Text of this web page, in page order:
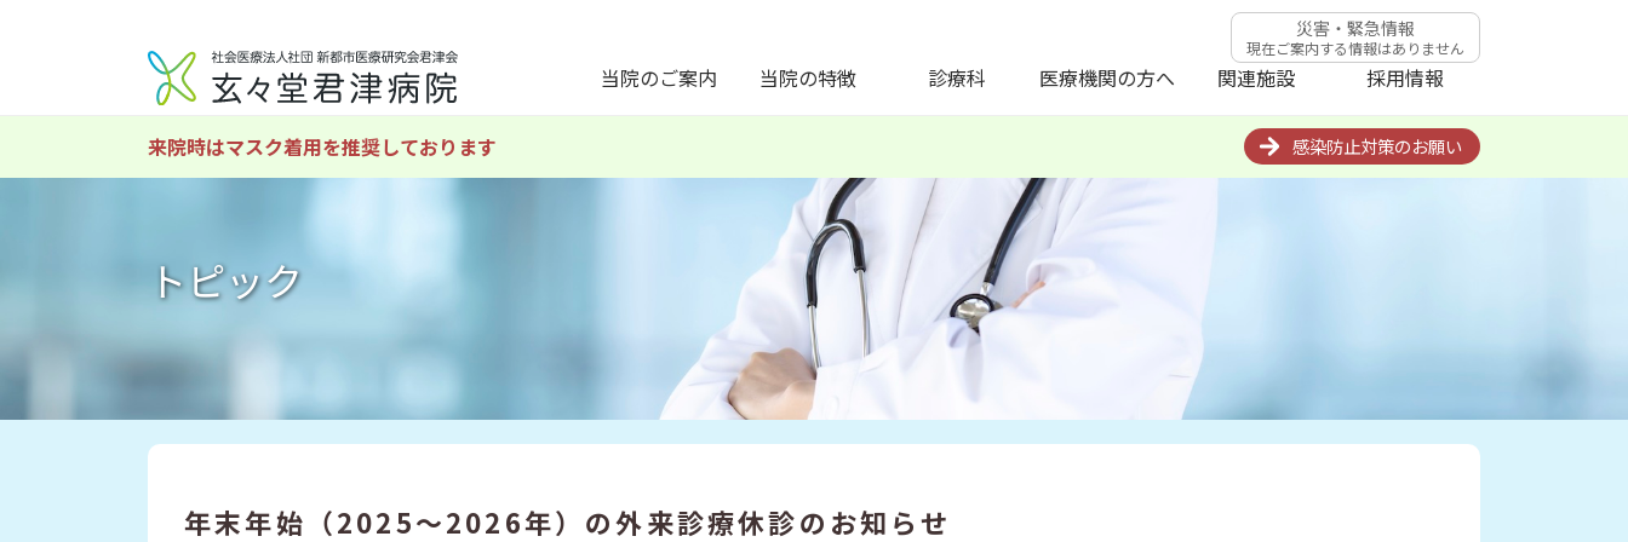
当院のご案内 当院の特徴 診療科 医療機関の方へ 関連施設 採用情報
災害・緊急情報
現在ご案内する情報はありません
来院時はマスク着用を推奨しております 感染防止対策のお願い
トピック
年末年始（2025～2026年）の外来診療休診のお知らせ